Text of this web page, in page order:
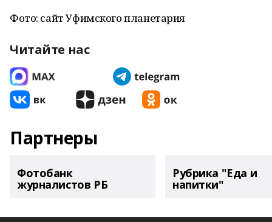
Фото: сайт Уфимского планетария
Читайте нас
Партнеры
Фотобанк
журналистов РБ
Рубрика "Еда и
напитки"